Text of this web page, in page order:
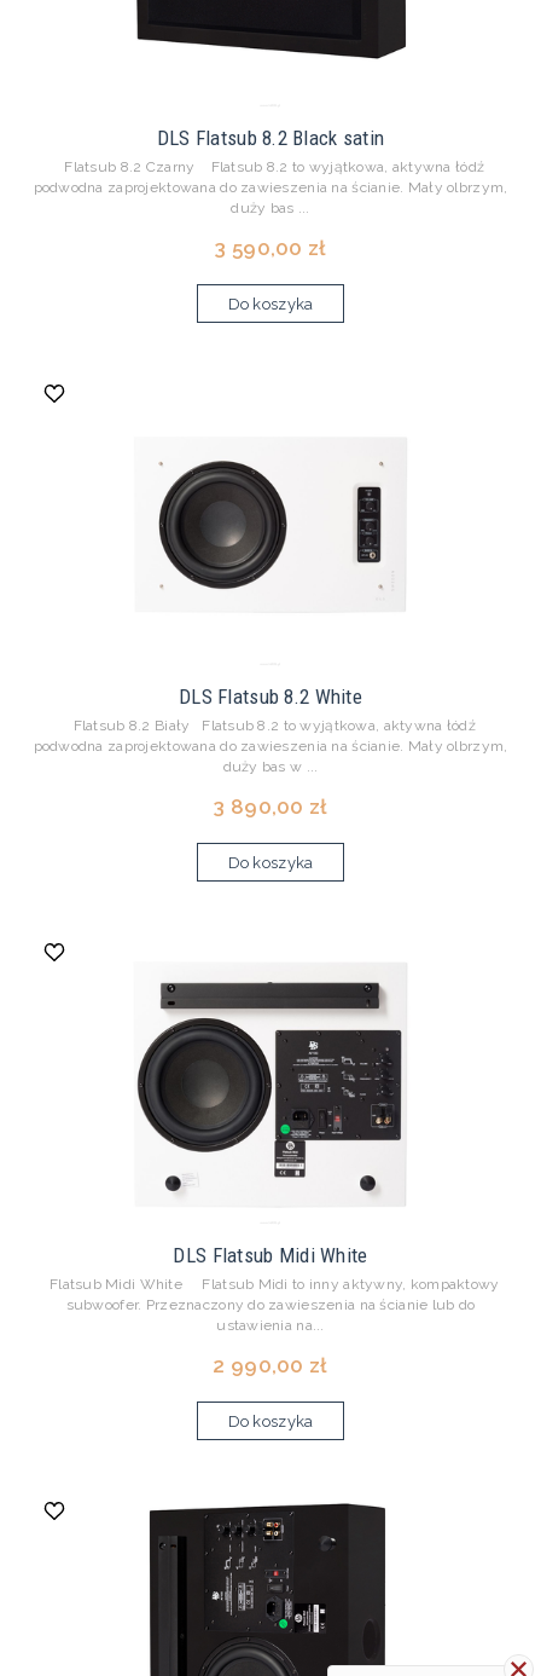
DLS Flatsub 8.2 Black satin
Flatsub 8.2 Czarny Flatsub 8.2 to wyjątkowa, aktywna łódź
podwodna zaprojektowana do zawieszenia na ścianie. Mały olbrzym,
duży bas ...
3 590,00 zł
Do koszyka
DLS Flatsub 8.2 White
Flatsub 8.2 Biały Flatsub 8.2 to wyjątkowa, aktywna łódź
podwodna zaprojektowana do zawieszenia na ścianie. Mały olbrzym,
duży bas w ...
3 890,00 zł
Do koszyka
DLS Flatsub Midi White
Flatsub Midi White Flatsub Midi to inny aktywny, kompaktowy
subwoofer. Przeznaczony do zawieszenia na ścianie lub do
ustawienia na...
2 990,00 zł
Do koszyka